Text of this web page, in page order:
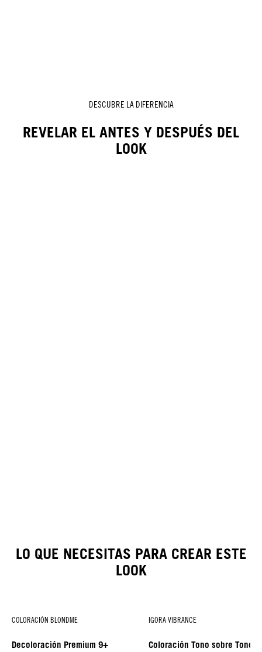
DESCUBRE LA DIFERENCIA
REVELAR EL ANTES Y DESPUÉS DEL
LOOK
LO QUE NECESITAS PARA CREAR ESTE
LOOK
COLORACIÓN BLONDME
Decoloración Premium 9+
IGORA VIBRANCE
Coloración Tono sobre Tono